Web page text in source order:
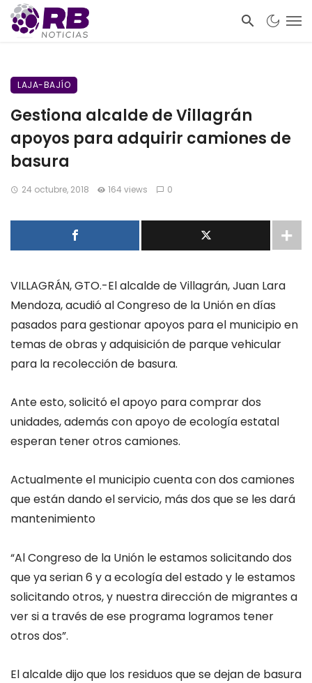
LAJA-BAJÍO
Gestiona alcalde de Villagrán
apoyos para adquirir camiones de
basura
24 octubre, 2018 164 views 0
VILLAGRÁN, GTO.-El alcalde de Villagrán, Juan Lara
Mendoza, acudió al Congreso de la Unión en días
pasados para gestionar apoyos para el municipio en
temas de obras y adquisición de parque vehicular
para la recolección de basura.
Ante esto, solicitó el apoyo para comprar dos
unidades, además con apoyo de ecología estatal
esperan tener otros camiones.
Actualmente el municipio cuenta con dos camiones
que están dando el servicio, más dos que se les dará
mantenimiento
“Al Congreso de la Unión le estamos solicitando dos
que ya serian 6 y a ecología del estado y le estamos
solicitando otros, y nuestra dirección de migrantes a
ver si a través de ese programa logramos tener
otros dos”.
El alcalde dijo que los residuos que se dejan de basura